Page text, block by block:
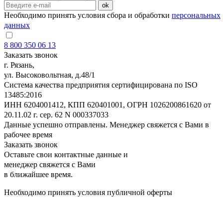
ok
Необходимо принять условия сбора и обработки персональных
данных
8 800 350 06 13
Заказать звонок
г. Рязань,
ул. Высоковольтная, д.48/1
Система качества предприятия сертифицирована по ISO
13485:2016
ИНН 6204001412, КПП 620401001, ОГРН 1026200861620 от
20.11.02 г. сер. 62 N 000337033
Данные успешно отправлены. Менеджер свяжется с Вами в
рабочее время
Заказать звонок
Оставьте свои контактные данные и
менеджер свяжется с Вами
в ближайшее время.
Необходимо принять условия публичной оферты